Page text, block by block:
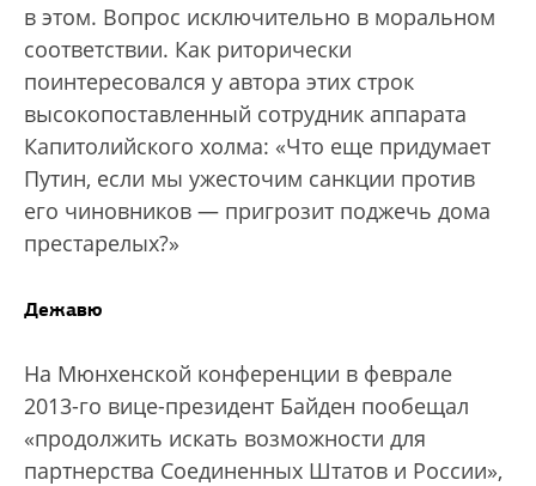
в этом. Вопрос исключительно в моральном
соответствии. Как риторически
поинтересовался у автора этих строк
высокопоставленный сотрудник аппарата
Капитолийского холма: «Что еще придумает
Путин, если мы ужесточим санкции против
его чиновников — пригрозит поджечь дома
престарелых?»
Дежавю
На Мюнхенской конференции в феврале
2013-го вице-президент Байден пообещал
«продолжить искать возможности для
партнерства Соединенных Штатов и России»,